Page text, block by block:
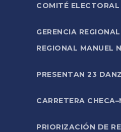
COMITÉ
GERENCIA
REGIONAL MANUEL
PRESENTAN 23
CARRETERA
PRIORIZACIÓN DE